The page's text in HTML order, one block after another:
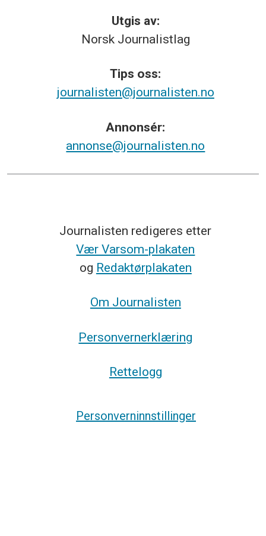
Utgis av:
Norsk Journalistlag
Tips oss:
journalisten@journalisten.no
Annonsér:
annonse@journalisten.no
Journalisten redigeres etter
Vær Varsom-plakaten
og Redaktørplakaten
Om Journalisten
Personvernerklæring
Rettelogg
Personverninnstillinger